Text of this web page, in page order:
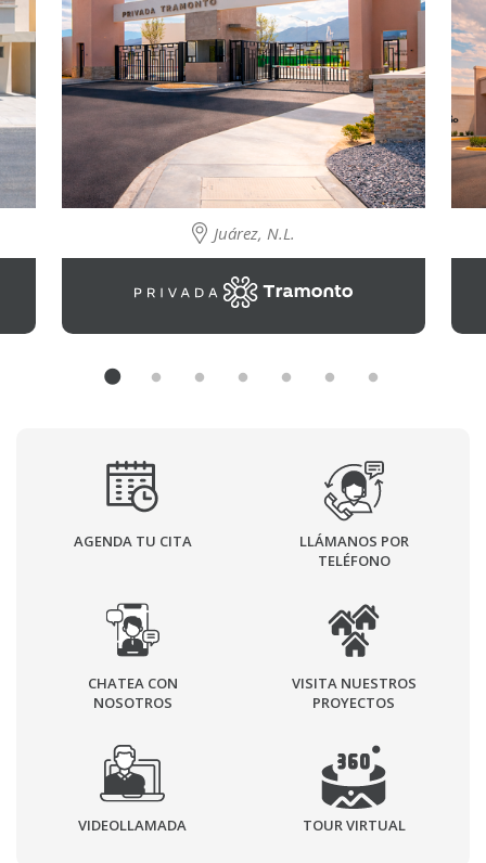
Juárez, N.L.
AGENDA TU CITA
LLÁMANOS POR
TELÉFONO
CHATEA CON
NOSOTROS
VISITA NUESTROS
PROYECTOS
VIDEOLLAMADA TOUR VIRTUAL